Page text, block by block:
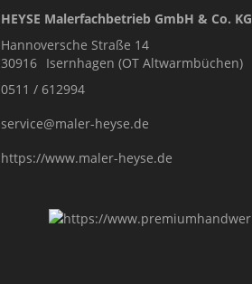
HEYSE Malerfachbetrieb GmbH & Co. KG
Hannoversche Straße 14
30916 Isernhagen (OT Altwarmbüchen)
0511 / 612994
service@maler-heyse.de
https://www.maler-heyse.de